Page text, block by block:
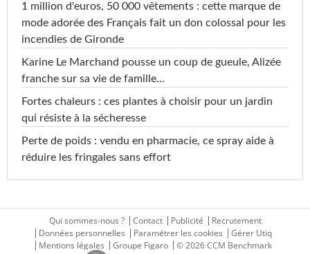
1 million d'euros, 50 000 vêtements : cette marque de
mode adorée des Français fait un don colossal pour les
incendies de Gironde
Karine Le Marchand pousse un coup de gueule, Alizée
franche sur sa vie de famille...
Fortes chaleurs : ces plantes à choisir pour un jardin
qui résiste à la sécheresse
Perte de poids : vendu en pharmacie, ce spray aide à
réduire les fringales sans effort
Qui sommes-nous ? Contact Publicité
Recrutement
Données personnelles
Paramétrer les cookies
Gérer Utiq
Mentions légales
Groupe Figaro © 2026 CCM Benchmark